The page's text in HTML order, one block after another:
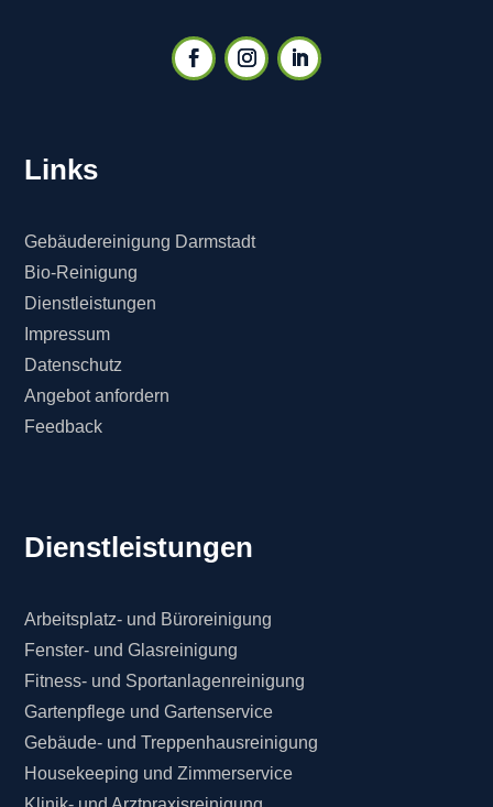
Links
Gebäudereinigung Darmstadt
Bio-Reinigung
Dienstleistungen
Impressum
Datenschutz
Angebot anfordern
Feedback
Dienstleistungen
Arbeitsplatz- und Büroreinigung
Fenster- und Glasreinigung
Fitness- und Sportanlagenreinigung
Gartenpflege und Gartenservice
Gebäude- und Treppenhausreinigung
Housekeeping und Zimmerservice